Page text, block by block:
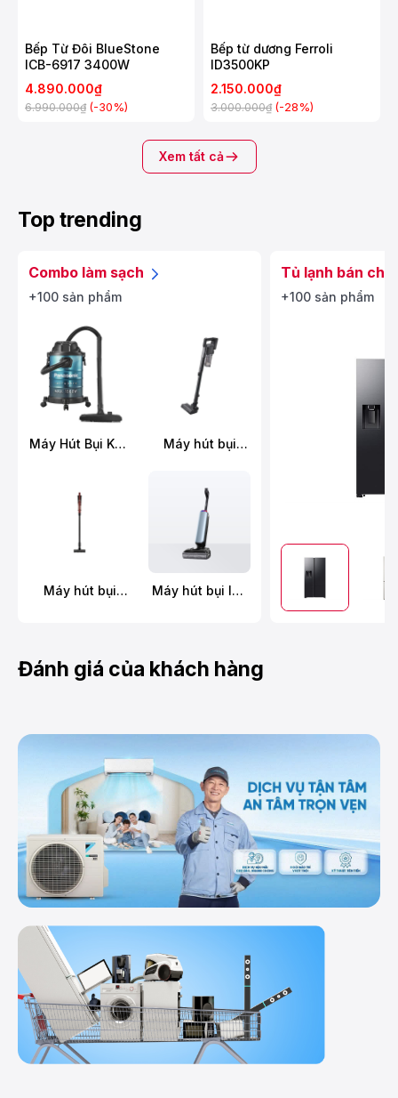
Bếp Từ Đôi BlueStone
ICB-6917 3400W
4.890.000₫
6.990.000₫ (-30%)
Bếp từ dương Ferroli
ID3500KP
2.150.000₫
3.000.000₫ (-28%)
Xem tất cả
Top trending
Combo làm sạch
+100 sản phẩm
Máy Hút Bụi Khô
YW603AN49
Máy hút bụi
SBR70K946
Máy hút bụi
Máy hút bụi lau
Prime
Tủ lạnh bán
+100 sản phẩm
Đánh giá của khách hàng